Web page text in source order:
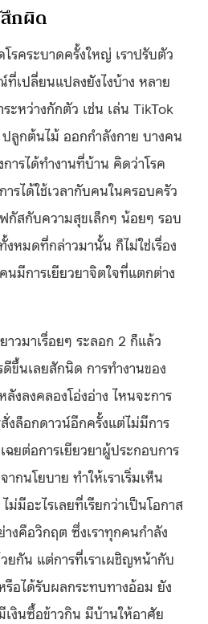
กผิด
รคระบาดครั้งใหญ่ เราปรับตัว
เปลี่ยนแปลงยังไงบ้าง หลาย
ะหว่างกักตัว เช่น เล่น TikTok
ลูกต้นไม้ ออกกำลังกาย บางคน
ารได้ทำงานที่บ้าน คิดว่าโรค
รได้ใช้เวลากับคนในครอบครัว
กัสกับความสุขเล็กๆ น้อยๆ รอบ
หมดที่กล่าวมานั้น ก็ไม่ใช่เรื่อง
นมีการเยียวยาจิตใจที่แตกต่าง
าวมาเรื่อยๆ ระลอก 2 ก็แล้ว
ขึ้นเลยสักนิด การทำงานของ
งลงคลองโอ่งอ่าง ไหนจะการ
งล็อกดาวน์อีกครั้งแต่ไม่มีการ
ฉยต่อการเยียวยาผู้ประกอบการ
กนโยบาย ทำให้เราเริ่มเห็น
มีอะไรเลยที่เรียกว่าเป็นโอกาส
งคือวิกฤต ซึ่งเราทุกคนกำลัง
กัน แต่การที่เราเผชิญหน้ากับ
อได้รับผลกระทบทางอ้อม ยัง
เงินซื้อข้าวกิน มีบ้านให้อาศัย